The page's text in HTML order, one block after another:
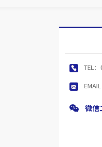
TEL：
EMAIL
微信